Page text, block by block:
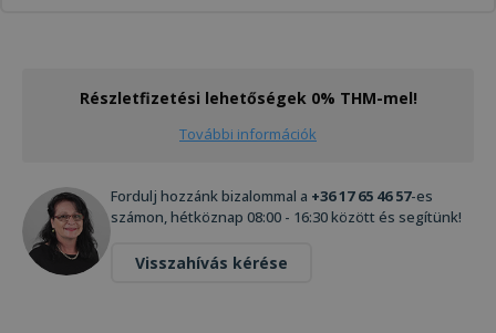
Részletfizetési lehetőségek 0% THM-mel!
További információk
Fordulj hozzánk bizalommal a +36 17 65 46 57-es
számon, hétköznap 08:00 - 16:30 között és segítünk!
Visszahívás kérése